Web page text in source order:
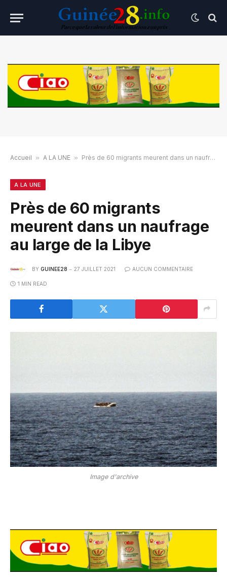
Accueil » A LA UNE » Près de 60 migrants meurent dans un naufrage au large de la Libye
A LA UNE
Près de 60 migrants
meurent dans un naufrage
au large de la Libye
BY GUINEE28 27 JUILLET 2021 AUCUN COMMENTAIRE
1 MIN READ
Image d'archive